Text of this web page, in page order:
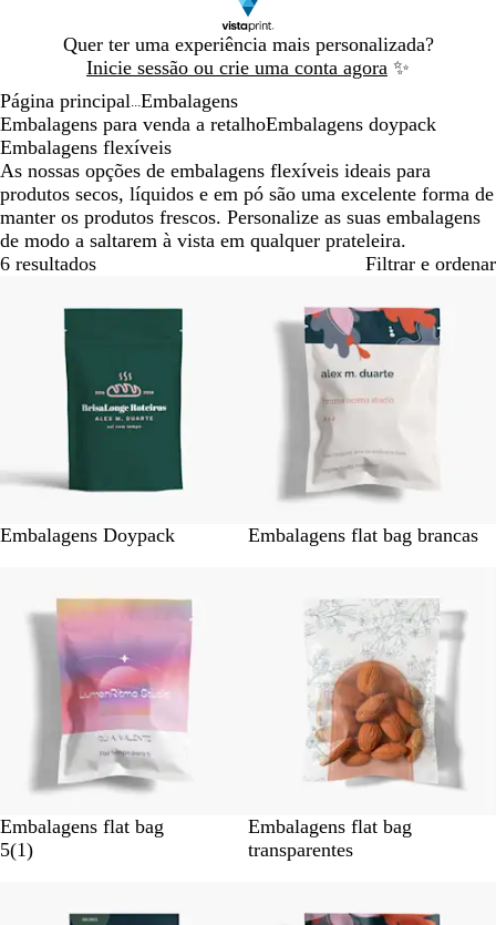
Quer ter uma experiência mais personalizada?
Inicie sessão ou crie uma conta agora ✨
Diapositivo
1
Página principal Embalagens
Embalagens para venda a retalhoEmbalagens doypack
Embalagens flexíveis
As nossas opções de embalagens flexíveis ideais para
produtos secos, líquidos e em pó são uma excelente forma de
manter os produtos frescos. Personalize as suas embalagens
de modo a saltarem à vista em qualquer prateleira.
6 resultados
Filtrar e ordenar
Embalagens Doypack
Embalagens flat bag brancas
Embalagens flat bag
5(11
)
Embalagens flat bag
transparentes